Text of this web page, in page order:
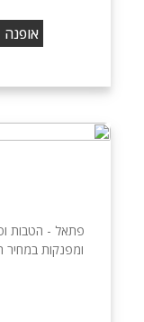
אופנה
פתאל - הטבות
ומפנקות במחיר